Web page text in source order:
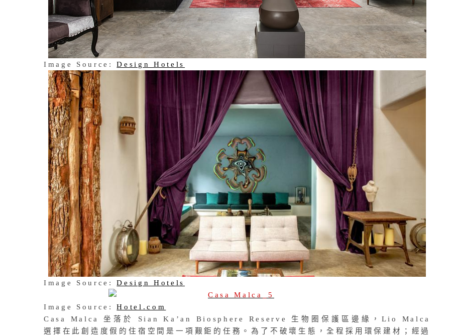
Image Source:Design Hotels
Image Source:Design Hotels
Image Source:Hotel.com
Casa Malca 坐落於 Sian Ka’an Biosphere Reserve 生物圈保護區邊緣，Lio Malca
選擇在此創造度假的住宿空間是一項艱鉅的任務。為了不破壞生態，全程採用環保建材；經過